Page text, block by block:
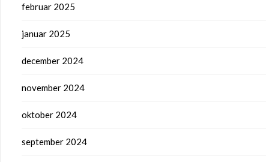
februar 2025
januar 2025
december 2024
november 2024
oktober 2024
september 2024